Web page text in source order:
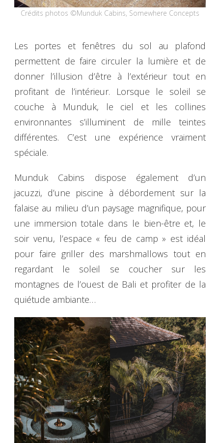
Crédits photos ©Munduk Cabins, Somewhere Concepts
Les portes et fenêtres du sol au plafond
permettent de faire circuler la lumière et de
donner l’illusion d’être à l’extérieur tout en
profitant de l’intérieur. Lorsque le soleil se
couche à Munduk, le ciel et les collines
environnantes s’illuminent de mille teintes
différentes. C’est une expérience vraiment
spéciale.
Munduk Cabins dispose également d’un
jacuzzi, d’une piscine à débordement sur la
falaise au milieu d’un paysage magnifique, pour
une immersion totale dans le bien-être et, le
soir venu, l’espace « feu de camp » est idéal
pour faire griller des marshmallows tout en
regardant le soleil se coucher sur les
montagnes de l’ouest de Bali et profiter de la
quiétude ambiante…